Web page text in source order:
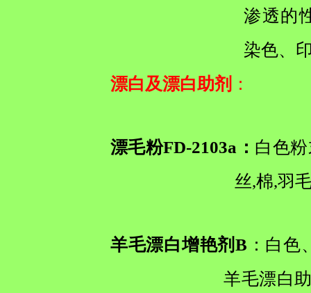
渗透的
染色、
漂白及漂白助剂 ：
漂毛粉FD-2103a： 白色
丝,棉,羽
羊毛漂白增艳剂B ：白
羊毛漂白